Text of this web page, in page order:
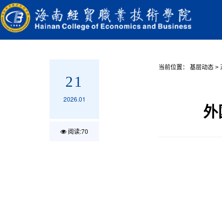
21
2026.01
阅读:70
当前位置： 基层动态 >
外